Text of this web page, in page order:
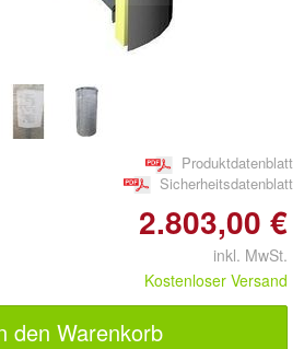
Produktdatenblatt
Sicherheitsdatenblatt
2.803,00 €
inkl. MwSt.
Kostenloser Versand
den Warenkorb